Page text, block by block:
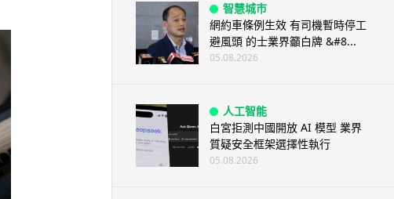
智慧城市
網約車條例生效 有司機暫時停工
避風頭 的士業界籲白牌 &#8...
05.08.2026
人工智能
白宮拒測中國開放 AI 模型 業界
質疑安全框架選擇性執行
05.08.2026